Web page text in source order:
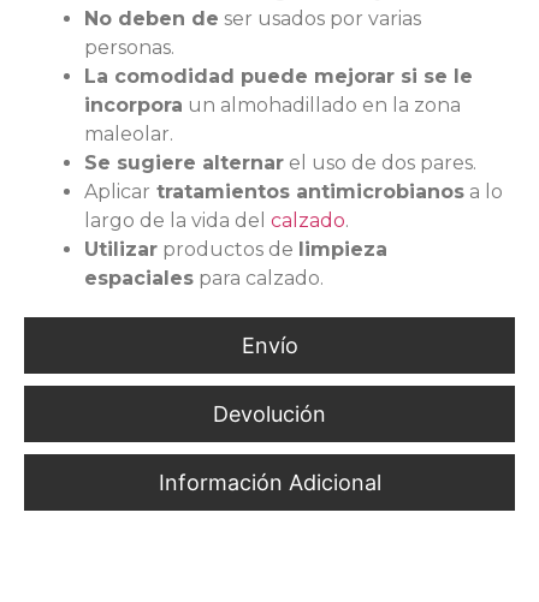
Envío
Devolución
Información Adicional
No deben de ser usados por varias
personas.
La comodidad puede mejorar si se le
incorpora un almohadillado en la zona
maleolar.
Se sugiere alternar el uso de dos pares.
Aplicar tratamientos antimicrobianos a lo
largo de la vida del calzado.
Utilizar productos de limpieza
espaciales para calzado.